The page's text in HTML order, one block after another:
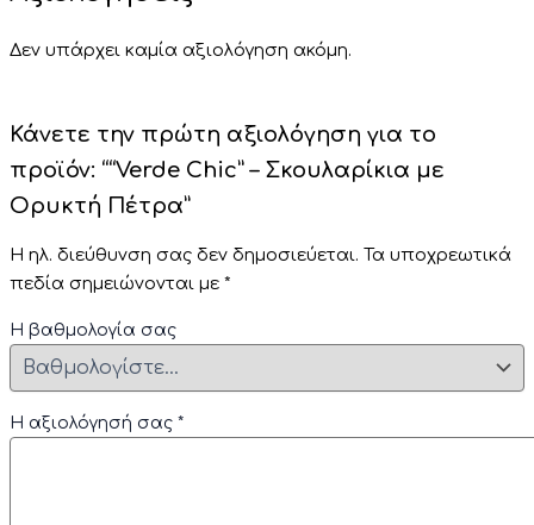
Δεν υπάρχει καμία αξιολόγηση ακόμη.
Κάνετε την πρώτη αξιολόγηση για το
προϊόν: ““Verde Chic” – Σκουλαρίκια με
Ορυκτή Πέτρα”
Η ηλ. διεύθυνση σας δεν δημοσιεύεται. Τα υποχρεωτικά
πεδία σημειώνονται με *
Η βαθμολογία σας
Η αξιολόγησή σας *